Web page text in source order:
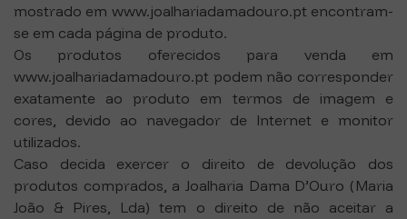
mostrado em www.joalhariadamadouro.pt encontram-
se em cada página de produto.
Os produtos oferecidos para venda em
www.joalhariadamadouro.pt podem não corresponder
exatamente ao produto em termos de imagem e
cores, devido ao navegador de Internet e monitor
utilizados.
Caso decida exercer o direito de devolução dos
produtos comprados, a Joalharia Dama D’Ouro (Maria
João & Pires, Lda) tem o direito de não aceitar a